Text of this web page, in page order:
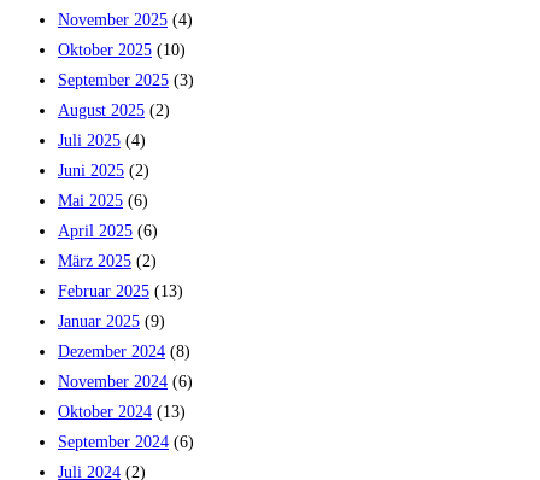
November 2025 (4)
Oktober 2025 (10)
September 2025 (3)
August 2025 (2)
Juli 2025 (4)
Juni 2025 (2)
Mai 2025 (6)
April 2025 (6)
März 2025 (2)
Februar 2025 (13)
Januar 2025 (9)
Dezember 2024 (8)
November 2024 (6)
Oktober 2024 (13)
September 2024 (6)
Juli 2024 (2)